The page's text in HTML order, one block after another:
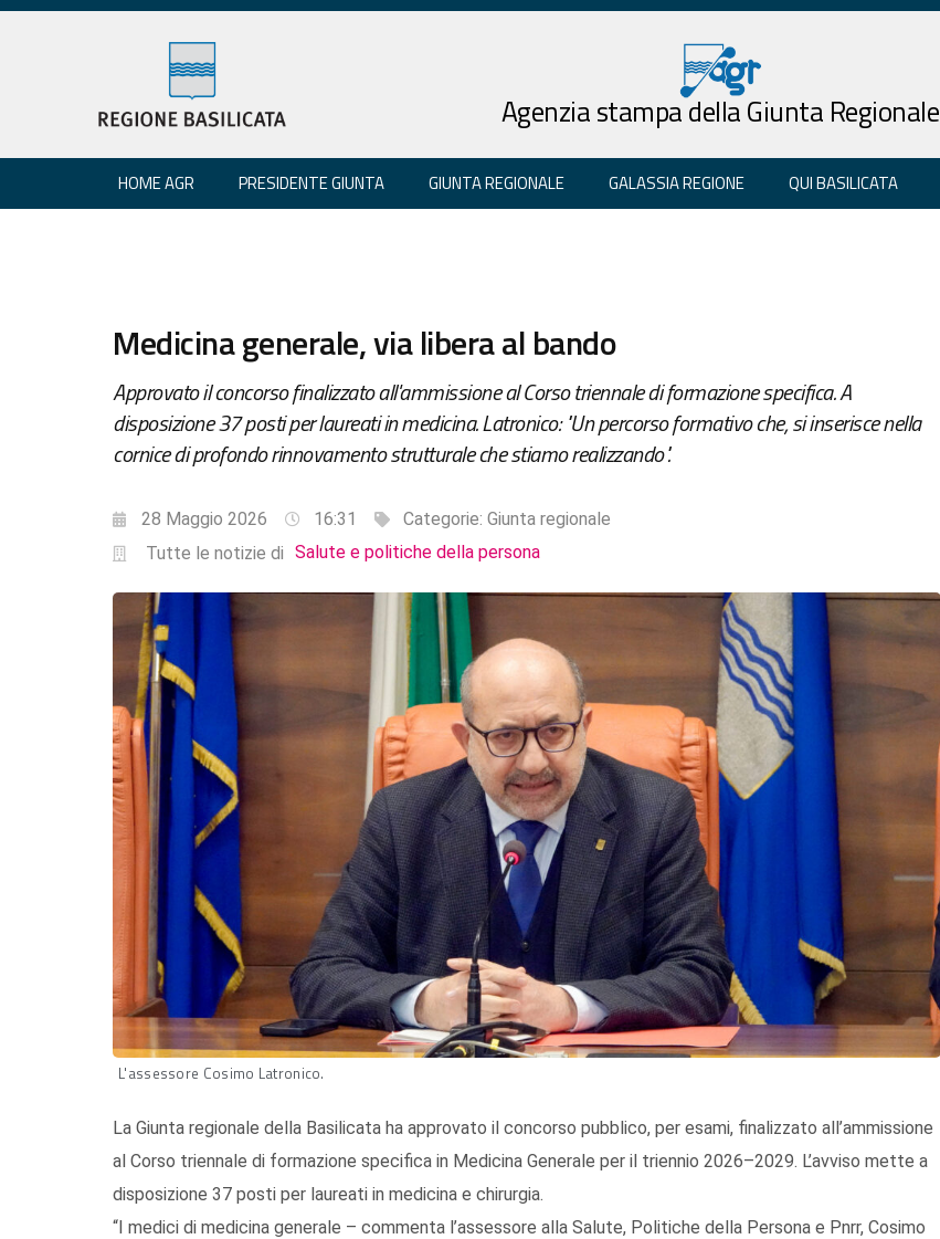
Agenzia stampa della Giunta Regionale
HOME AGR PRESIDENTE GIUNTA GIUNTA REGIONALE GALASSIA REGIONE QUI BASILICATA
Medicina generale, via libera al bando
Approvato il concorso finalizzato all'ammissione al Corso triennale di formazione specifica. A
disposizione 37 posti per laureati in medicina. Latronico: "Un percorso formativo che, si inserisce nella
cornice di profondo rinnovamento strutturale che stiamo realizzando".
28 Maggio 2026 16:31 Categorie: Giunta regionale
Tutte le notizie di Salute e politiche della persona
L'assessore Cosimo Latronico.
La Giunta regionale della Basilicata ha approvato il concorso pubblico, per esami, finalizzato all’ammissione
al Corso triennale di formazione specifica in Medicina Generale per il triennio 2026–2029. L’avviso mette a
disposizione 37 posti per laureati in medicina e chirurgia.
“I medici di medicina generale – commenta l’assessore alla Salute, Politiche della Persona e Pnrr, Cosimo